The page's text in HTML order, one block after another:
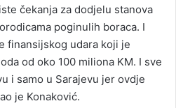
čekanja za dodjelu stanova
poginulih boraca. I
finansijskog udara koji je
od oko 100 miliona KM. I sve
i samo u Sarajevu jer ovdje
je Konaković.